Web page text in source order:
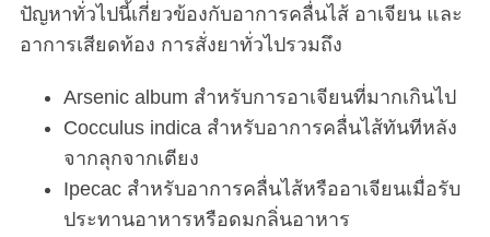
ปัญหาทั่วไปนี้เกี่ยวข้องกับอาการคลื่นไส้ อาเจียน และ
อาการเสียดท้อง การสั่งยาทั่วไปรวมถึง
Arsenic album สำหรับการอาเจียนที่มากเกินไป
Cocculus indica สำหรับอาการคลื่นไส้ทันทีหลัง
จากลุกจากเตียง
Ipecac สำหรับอาการคลื่นไส้หรืออาเจียนเมื่อรับ
ประทานอาหารหรือดมกลิ่นอาหาร